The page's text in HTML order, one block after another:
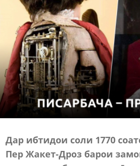
Дар ибтидои соли 1770
Пер Жакет-Дроз барои